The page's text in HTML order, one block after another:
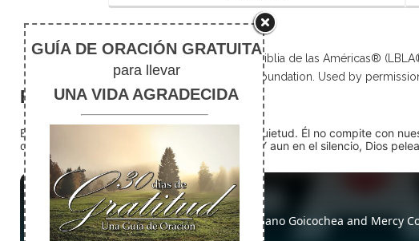
Scripture taken from La Biblia de las Américas®
Foundation. Used by
El silencio
En medio del ruido, Dios nos encuentra en la quietud. Él no compite con
detente (quédate quieto) Dios está presente. Y aun en el silencio, Dios